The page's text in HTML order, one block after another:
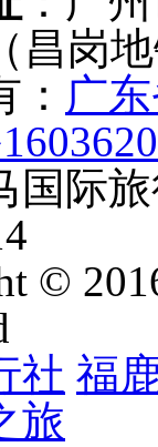
昌岗
广
国际
©
社 福
旅